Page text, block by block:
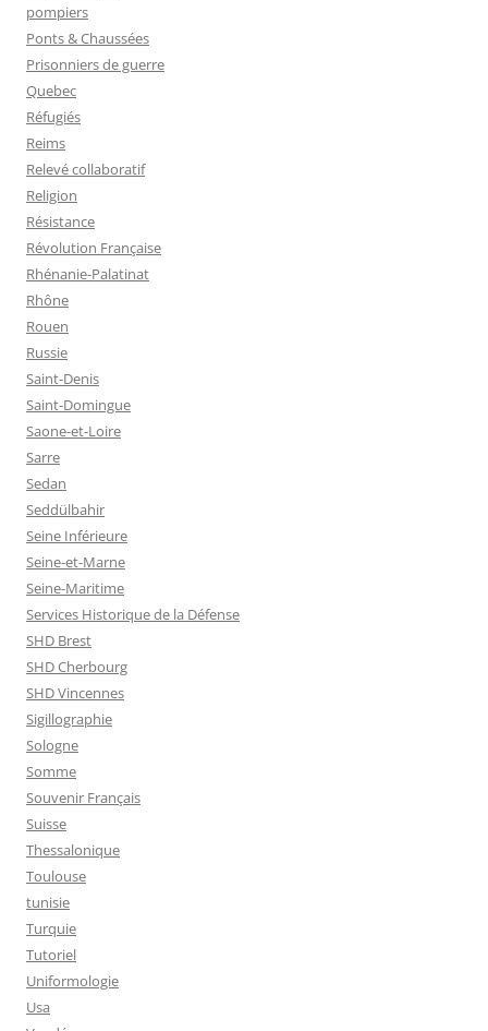
pompiers
Ponts & Chaussées
Prisonniers de guerre
Quebec
Réfugiés
Reims
Relevé collaboratif
Religion
Résistance
Révolution Française
Rhénanie-Palatinat
Rhône
Rouen
Russie
Saint-Denis
Saint-Domingue
Saone-et-Loire
Sarre
Sedan
Seddülbahir
Seine Inférieure
Seine-et-Marne
Seine-Maritime
Services Historique de la Défense
SHD Brest
SHD Cherbourg
SHD Vincennes
Sigillographie
Sologne
Somme
Souvenir Français
Suisse
Thessalonique
Toulouse
tunisie
Turquie
Tutoriel
Uniformologie
Usa